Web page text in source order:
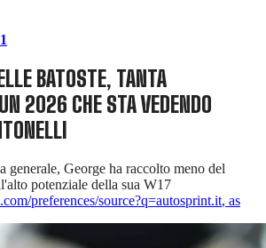
BATOSTE, TANTA
2026 CHE STA VEDENDO
generale, George ha raccolto meno del
potenziale della sua W17
preferences/source?q=autosprint.it, as